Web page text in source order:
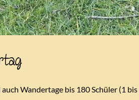
auch Wandertage bis 180 Schüler (1